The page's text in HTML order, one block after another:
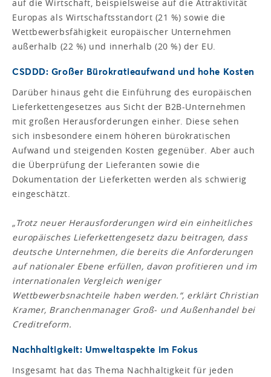
auf die Wirtschaft, beispielsweise auf die Attraktivität
Europas als Wirtschaftsstandort (21 %) sowie die
Wettbewerbsfähigkeit europäischer Unternehmen
außerhalb (22 %) und innerhalb (20 %) der EU.
CSDDD: Großer Bürokratieaufwand und hohe Kosten
Darüber hinaus geht die Einführung des europäischen
Lieferkettengesetzes aus Sicht der B2B-Unternehmen
mit großen Herausforderungen einher. Diese sehen
sich insbesondere einem höheren bürokratischen
Aufwand und steigenden Kosten gegenüber. Aber auch
die Überprüfung der Lieferanten sowie die
Dokumentation der Lieferketten werden als schwierig
eingeschätzt.
„Trotz neuer Herausforderungen wird ein einheitliches
europäisches Lieferkettengesetz dazu beitragen, dass
deutsche Unternehmen, die bereits die Anforderungen
auf nationaler Ebene erfüllen, davon profitieren und im
internationalen Vergleich weniger
Wettbewerbsnachteile haben werden.“, erklärt Christian
Kramer, Branchenmanager Groß- und Außenhandel bei
Creditreform.
Nachhaltigkeit: Umweltaspekte im Fokus
Insgesamt hat das Thema Nachhaltigkeit für jeden